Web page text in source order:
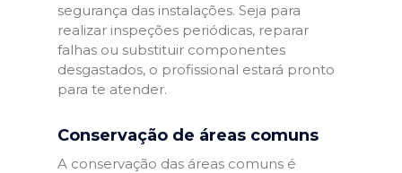
segurança das instalações. Seja para
realizar inspeções periódicas, reparar
falhas ou substituir componentes
desgastados, o profissional estará pronto
para te atender.
Conservação de áreas comuns
A conservação das áreas comuns é